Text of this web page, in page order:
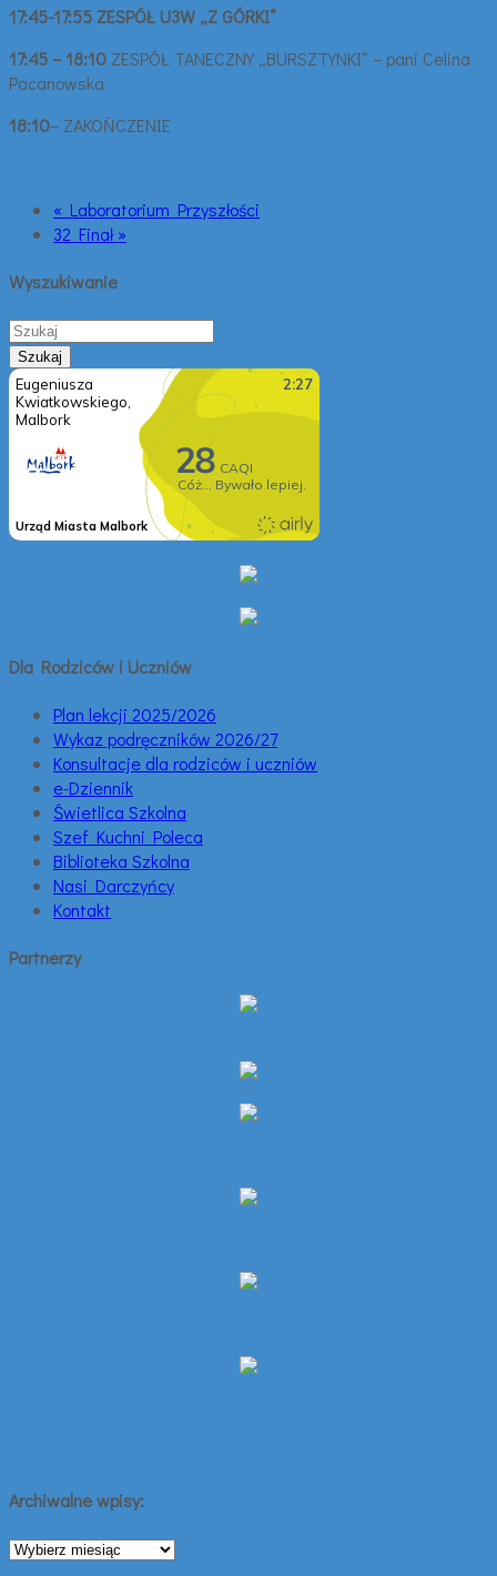
17:45-17:55 ZESPÓŁ U3W „Z GÓRKI“
17:45 – 18:10 ZESPÓŁ TANECZNY „BURSZTYNKI“ – pani Celina
Pacanowska
18:10– ZAKOŃCZENIE
« Laboratorium Przyszłości
32 Finał »
Wyszukiwanie
Dla Rodziców i Uczniów
Plan lekcji 2025/2026
Wykaz podręczników 2026/27
Konsultacje dla rodziców i uczniów
e-Dziennik
Świetlica Szkolna
Szef Kuchni Poleca
Biblioteka Szkolna
Nasi Darczyńcy
Kontakt
Partnerzy
Archiwalne wpisy:
Archiwalne